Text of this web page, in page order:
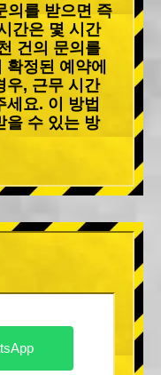
의를 받으면 즉
간은 몇 시간
건의 문의를
정된 예약에
우, 근무 시간
세요. 이 방법
을 수 있는 방